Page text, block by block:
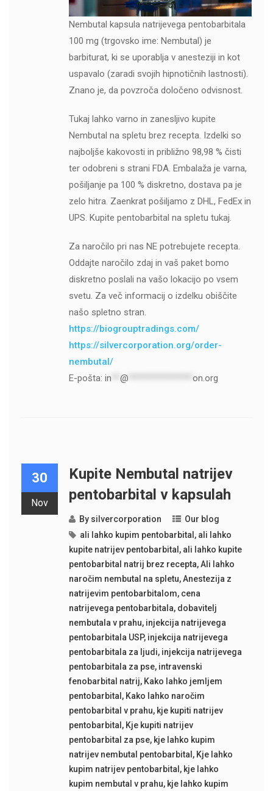
Nembutal kapsula natrijevega pentobarbitala
100 mg (trgovsko ime: Nembutal) je
barbiturat, ki se uporablja v anesteziji in kot
uspavalo (zaradi svojih hipnotičnih lastnosti).
Znano je, da povzroča določeno odvisnost.
Tukaj lahko varno in zanesljivo kupite
Nembutal na spletu brez recepta. Izdelki so
najboljše kakovosti in približno 98,98 % čisti
ter odobreni s strani FDA. Embalaža je varna,
pošiljanje pa 100 % diskretno, dostava pa je
zelo hitra. Zaenkrat pošiljamo z DHL, FedEx in
UPS. Kupite pentobarbital na spletu tukaj.
Za naročilo pri nas NE potrebujete recepta.
Oddajte naročilo zdaj in vaš paket bomo
diskretno poslali na vašo lokacijo po vsem
svetu. Za več informacij o izdelku obiščite
našo spletno stran.
https://biogrouptradings.com/
https://silvercorporation.org/order-
nembutal/
E-pošta: in @ on.org
30
Nov
Kupite Nembutal natrijev
pentobarbital v kapsulah
By silvercorporation
Our blog
ali lahko kupim pentobarbital , ali lahko
kupite natrijev pentobarbital , ali lahko kupite
pentobarbital natrij brez recepta,Ali lahko
naročim nembutal na spletu,Anestezija z
natrijevim pentobarbitalom, cena
natrijevega pentobarbitala, dobavitelj
nembutala v prahu, injekcija natrijevega
pentobarbitala USP, injekcija natrijevega
pentobarbitala za ljudi, injekcija natrijevega
pentobarbitala za pse, intravenski
fenobarbital natrij, Kako lahko jemljem
pentobarbital , Kako lahko naročim
pentobarbital v prahu, kje kupiti natrijev
pentobarbital , Kje kupiti natrijev
pentobarbital za pse, kje lahko kupim
natrijev nembutal pentobarbital , Kje lahko
kupim natrijev pentobarbital , kje lahko
kupim nembutal v prahu, kje lahko kupim